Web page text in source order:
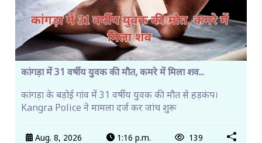
कांगड़ा में 31 वर्षीय युवक की मौत, कमरे में मिला शव...
कांगड़ा के बड़ोई गांव में 31 वर्षीय युवक की मौत से हड़कंप।
Kangra Police ने मामला दर्ज कर जांच शुरू
Aug. 8, 2026 1:16 p.m. 139